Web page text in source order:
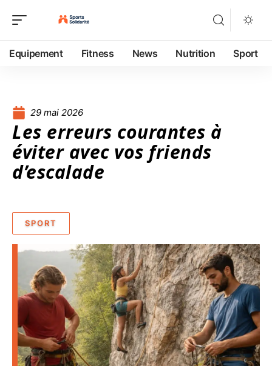
Equipement Fitness News Nutrition Sport
29 mai 2026
Les erreurs courantes à
éviter avec vos friends
d’escalade
SPORT